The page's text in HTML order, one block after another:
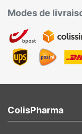
Modes de
ColisPharma